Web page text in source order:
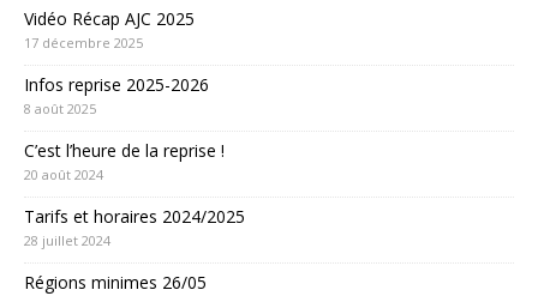
Vidéo Récap AJC 2025
17 décembre 2025
Infos reprise 2025-2026
8 août 2025
C’est l’heure de la reprise !
20 août 2024
Tarifs et horaires 2024/2025
28 juillet 2024
Régions minimes 26/05